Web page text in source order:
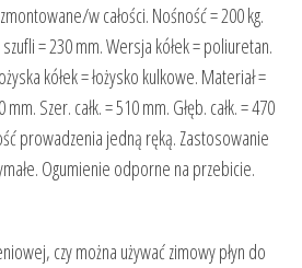
w całości. Nośność = 200 kg.
= 230 mm. Wersja kółek = poliuretan.
kółek = łożysko kulkowe. Materiał =
Szer. całk. = 510 mm. Głęb. całk. = 470
prowadzenia jedną ręką. Zastosowanie
Ogumienie odporne na przebicie.
czy można używać zimowy płyn do